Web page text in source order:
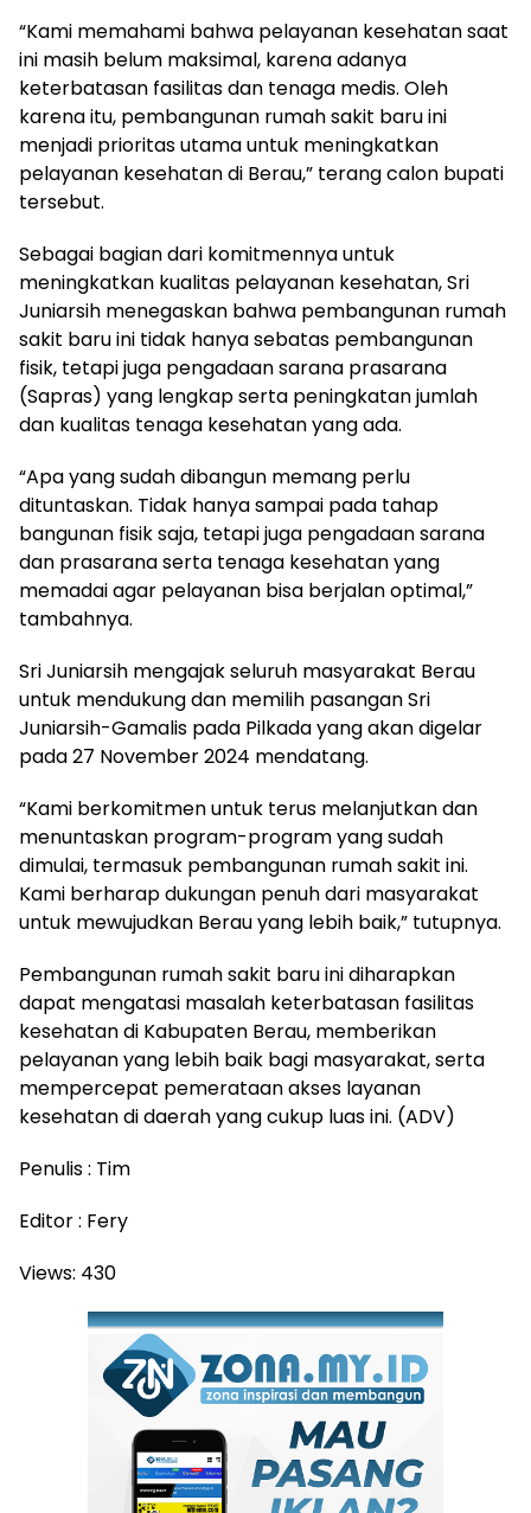
“Kami memahami bahwa pelayanan kesehatan saat
ini masih belum maksimal, karena adanya
keterbatasan fasilitas dan tenaga medis. Oleh
karena itu, pembangunan rumah sakit baru ini
menjadi prioritas utama untuk meningkatkan
pelayanan kesehatan di Berau,” terang calon bupati
tersebut.
Sebagai bagian dari komitmennya untuk
meningkatkan kualitas pelayanan kesehatan, Sri
Juniarsih menegaskan bahwa pembangunan rumah
sakit baru ini tidak hanya sebatas pembangunan
fisik, tetapi juga pengadaan sarana prasarana
(Sapras) yang lengkap serta peningkatan jumlah
dan kualitas tenaga kesehatan yang ada.
“Apa yang sudah dibangun memang perlu
dituntaskan. Tidak hanya sampai pada tahap
bangunan fisik saja, tetapi juga pengadaan sarana
dan prasarana serta tenaga kesehatan yang
memadai agar pelayanan bisa berjalan optimal,”
tambahnya.
Sri Juniarsih mengajak seluruh masyarakat Berau
untuk mendukung dan memilih pasangan Sri
Juniarsih-Gamalis pada Pilkada yang akan digelar
pada 27 November 2024 mendatang.
“Kami berkomitmen untuk terus melanjutkan dan
menuntaskan program-program yang sudah
dimulai, termasuk pembangunan rumah sakit ini.
Kami berharap dukungan penuh dari masyarakat
untuk mewujudkan Berau yang lebih baik,” tutupnya.
Pembangunan rumah sakit baru ini diharapkan
dapat mengatasi masalah keterbatasan fasilitas
kesehatan di Kabupaten Berau, memberikan
pelayanan yang lebih baik bagi masyarakat, serta
mempercepat pemerataan akses layanan
kesehatan di daerah yang cukup luas ini. (ADV)
Penulis : Tim
Editor : Fery
Views: 430